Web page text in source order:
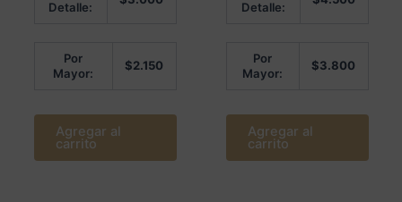
de 5Detalle:
Por
Mayor:
$2.150
Agregar al
carrito
Detalle:
Por
Mayor:
$3.800
Agregar al
carrito